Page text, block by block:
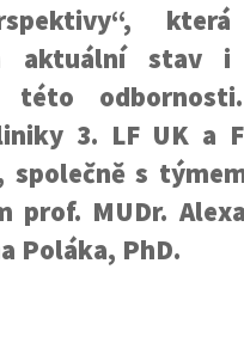
která
aktuální stav i
této
3. LF UK a
společně s
prof. MUDr.
Poláka, PhD.